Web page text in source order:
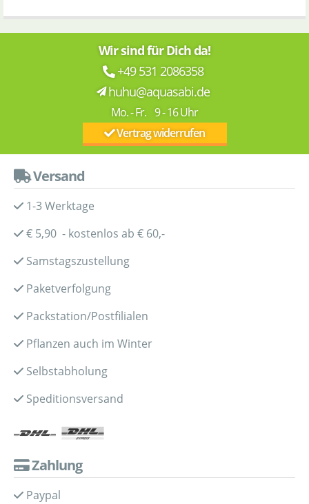
Wir sind für Dich da!
+49 531 2086358
huhu@aquasabi.de
Mo. - Fr. 9 - 16 Uhr
Vertrag widerrufen
Versand
1-3 Werktage
€ 5,90 - kostenlos ab € 60,-
Samstagszustellung
Paketverfolgung
Packstation/Postfilialen
Pflanzen auch im Winter
Selbstabholung
Speditionsversand
Zahlung
Paypal